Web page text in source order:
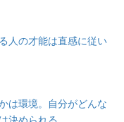
人の才能は直感に従い
は環境。自分がどんな